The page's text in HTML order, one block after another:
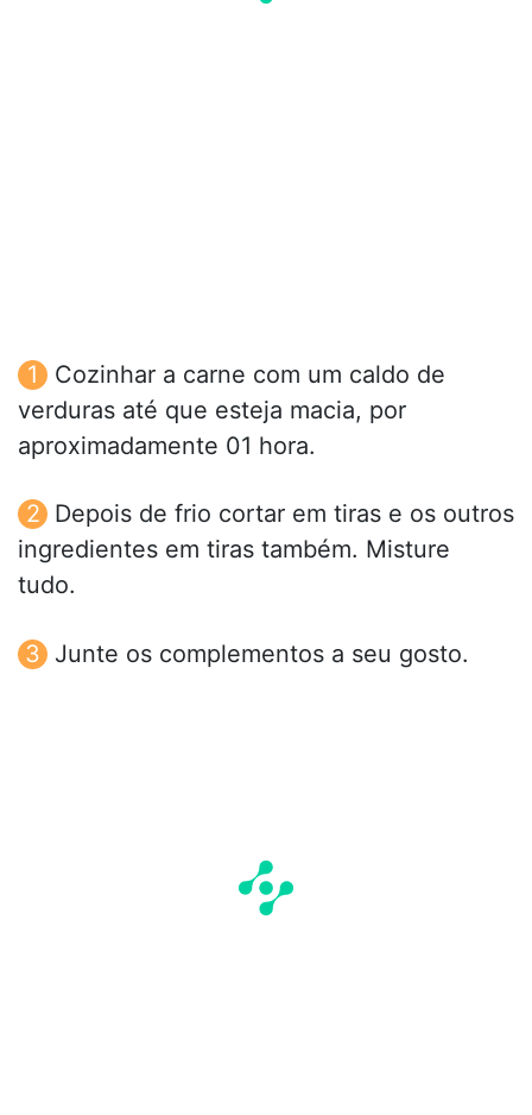
Cozinhar a carne com um caldo de
verduras até que esteja macia, por
aproximadamente 01 hora.
Depois de frio cortar em tiras e os outros
ingredientes em tiras também. Misture
tudo.
Junte os complementos a seu gosto.